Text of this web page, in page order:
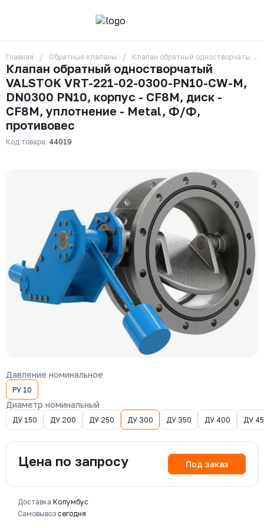
О компании
Контакты
Бренды
Отзывы
Сотрудники
Вакансии
Доставка
Оплата
+7 (495) 215-24-81
Заказать звонок
zakaz325@ks-rus.com
Email для связи
Одинцово, Внуковская 9, пав. 31
Пункт выдачи заказов
Главная Обратные клапаны Клапан обратный одностворчатый
Клапан обратный одностворчатый
VALSTOK VRT-221-02-0300-PN10-CW-M,
DN0300 PN10, корпус - CF8M, диск -
CF8M, уплотнение - Metal, Ф/Ф,
противовес
Код товара: 44019
Давление номинальное
РУ 10
Диаметр номинальный
ДУ 150 ДУ 200 ДУ 250 ДУ 300 ДУ 350 ДУ 400 ДУ
Цена по запросу Под заказ
Доставка Колумбус
Самовывоз сегодня